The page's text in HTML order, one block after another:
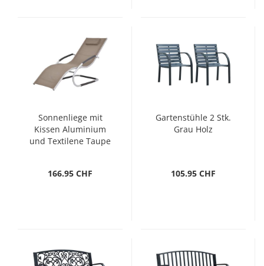
Sonnenliege mit
Kissen Aluminium
und Textilene Taupe
166.95 CHF
Gartenstühle 2 Stk.
Grau Holz
105.95 CHF